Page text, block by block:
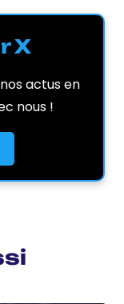
X
actus en
nous !